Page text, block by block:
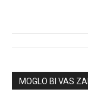
MOGLO BI VAS